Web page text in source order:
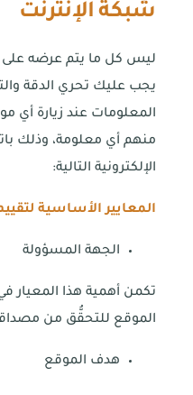
شبكة الإنترنت
ليس كل ما يتم عرضه على
يجب عليك تحري الدقة
المعلومات عند زيارة أي
منهم أي معلومة، وذلك
الإلكترونية التالية:
المعايير الأساسية
الجهة المسؤولة
تكمن أهمية هذا المعيار
الموقع للتحقُّق من
هدف الموقع